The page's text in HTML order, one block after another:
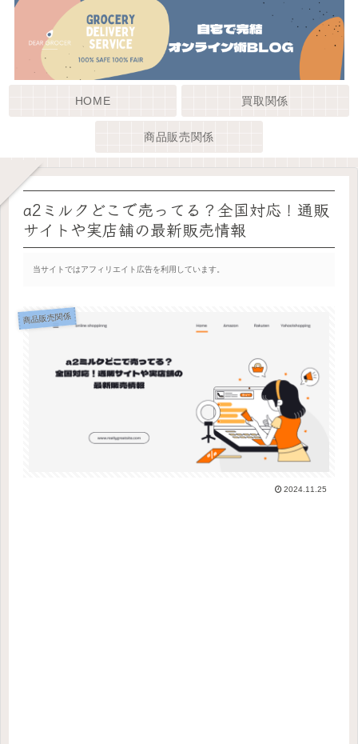
HOME 買取関係
商品販売関係
a2ミルクどこで売ってる？全国対応！通販
サイトや実店舗の最新販売情報
当サイトではアフィリエイト広告を利用しています。
商品販売関係
2024.11.25